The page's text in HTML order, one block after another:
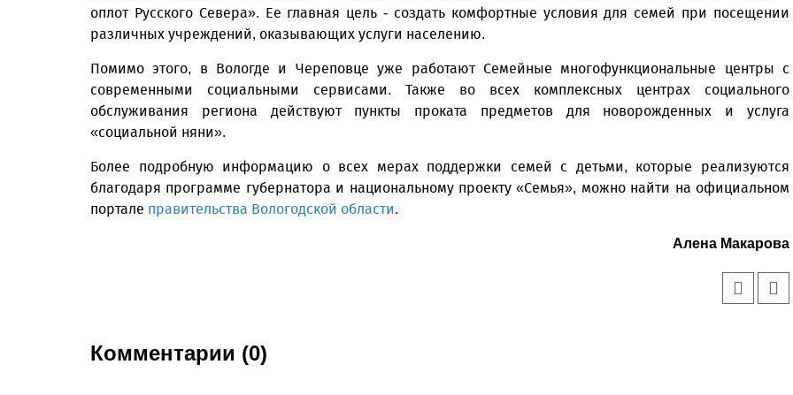
оплот Русского Севера». Ее главная цель - создать комфортные условия для семей при посещении
различных учреждений, оказывающих услуги населению.
Помимо этого, в Вологде и Череповце уже работают Семейные многофункциональные центры с
современными социальными сервисами. Также во всех комплексных центрах социального
обслуживания региона действуют пункты проката предметов для новорожденных и услуга
«социальной няни».
Более подробную информацию о всех мерах поддержки семей с детьми, которые реализуются
благодаря программе губернатора и национальному проекту «Семья», можно найти на официальном
портале правительства Вологодской области.
Алена Макарова
Комментарии (0)